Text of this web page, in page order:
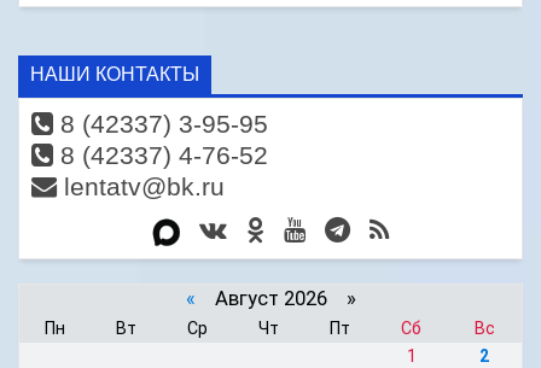
НАШИ КОНТАКТЫ
8 (42337) 3-95-95
8 (42337) 4-76-52
lentatv@bk.ru
« Август 2026 »
Пн Вт Ср Чт Пт Сб
Вс
1
2